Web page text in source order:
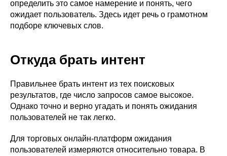
определить это самое намерение и понять, чего
ожидает пользователь. Здесь идет речь о грамотном
подборе ключевых слов.
Откуда брать интент
Правильнее брать интент из тех поисковых
результатов, где число запросов самое высокое.
Однако точно и верно угадать и понять ожидания
пользователей не так легко.
Для торговых онлайн-платформ ожидания
пользователей измеряются относительно товара. В